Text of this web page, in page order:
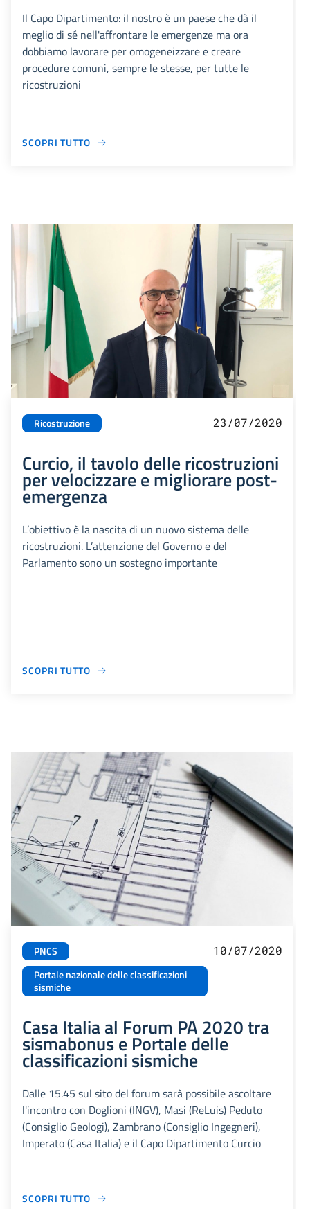
Il Capo Dipartimento: il nostro è un paese che dà il
meglio di sé nell'affrontare le emergenze ma ora
dobbiamo lavorare per omogeneizzare e creare
procedure comuni, sempre le stesse, per tutte le
ricostruzioni
SCOPRI TUTTO
Ricostruzione 23/07/2020
Curcio, il tavolo delle ricostruzioni
per velocizzare e migliorare post-
emergenza
L’obiettivo è la nascita di un nuovo sistema delle
ricostruzioni. L’attenzione del Governo e del
Parlamento sono un sostegno importante
SCOPRI TUTTO
PNCS
Portale nazionale delle classificazioni
sismiche
10/07/2020
Casa Italia al Forum PA 2020 tra
sismabonus e Portale delle
classificazioni sismiche
Dalle 15.45 sul sito del forum sarà possibile ascoltare
l'incontro con Doglioni (INGV), Masi (ReLuis) Peduto
(Consiglio Geologi), Zambrano (Consiglio Ingegneri),
Imperato (Casa Italia) e il Capo Dipartimento Curcio
SCOPRI TUTTO